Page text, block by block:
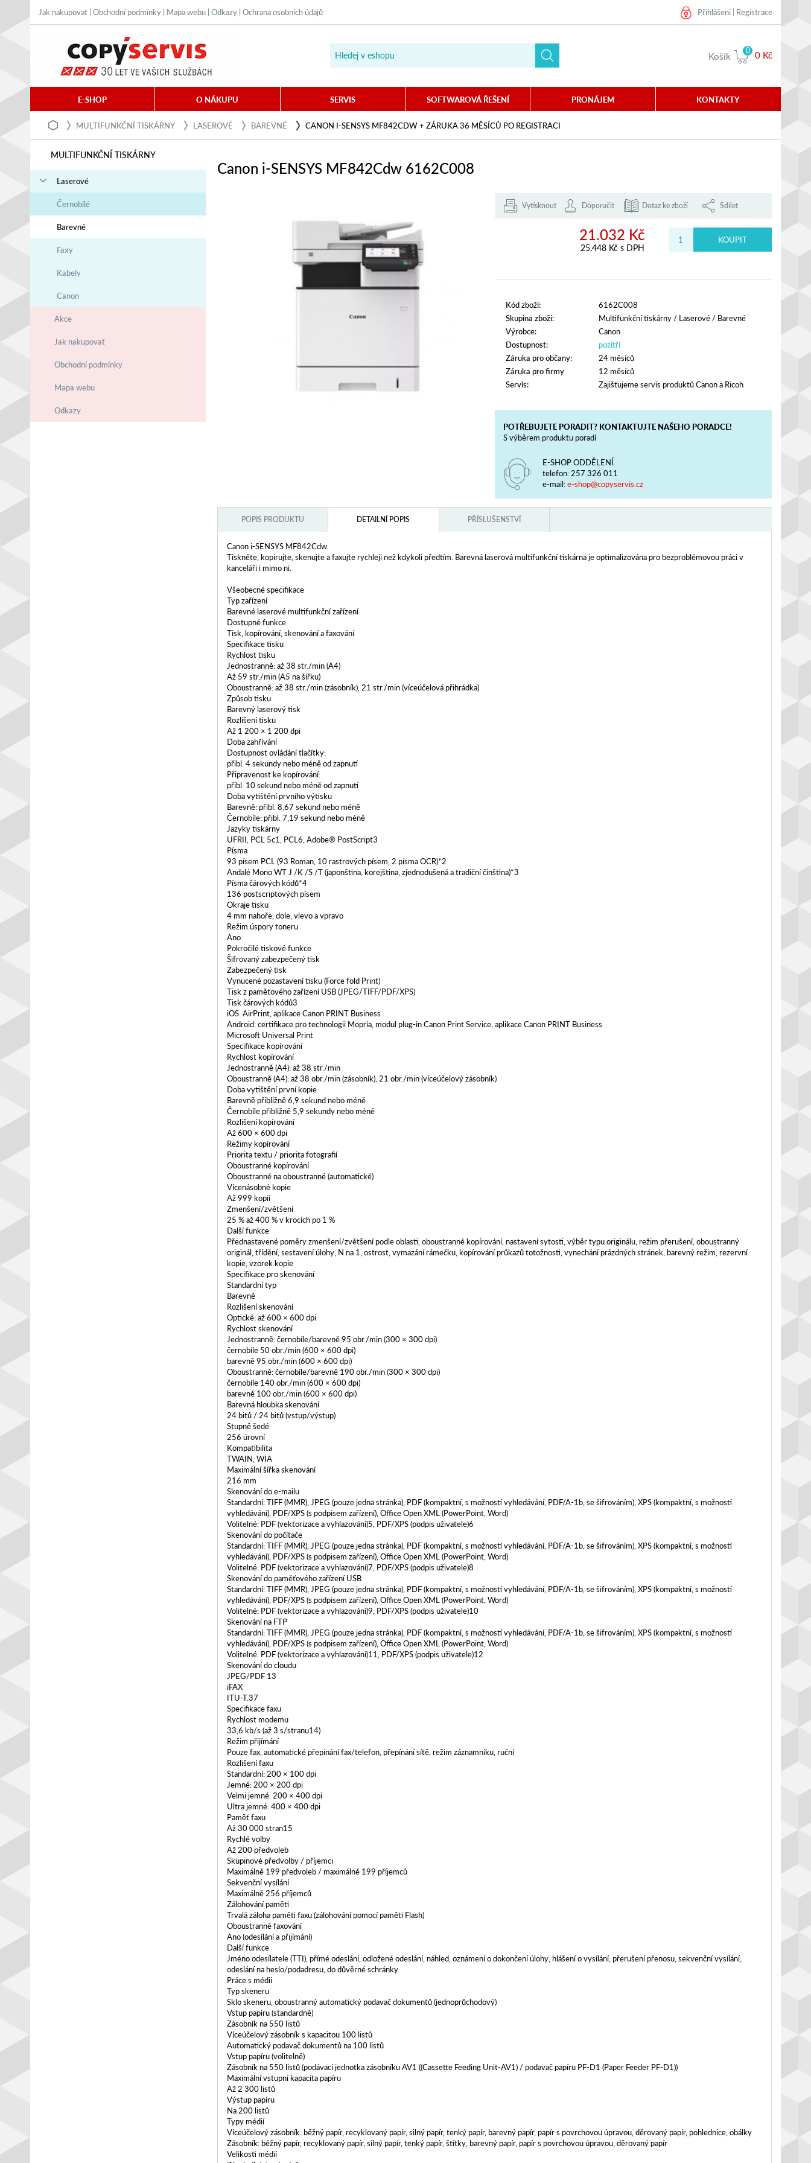
Jak nakupovat Obchodní podmínky Mapa webu Odkazy Ochrana osobních údajů Přihlášení Registrace
Košík
0 0 Kč
E-SHOP O NÁKUPU SERVIS SOFTWAROVÁ ŘEŠENÍ PRONÁJEM KONTAKTY
MULTIFUNKČNÍ TISKÁRNY LASEROVÉ BAREVNÉ CANON I-SENSYS MF842CDW + ZÁRUKA 36 MĚSÍCŮ PO REGISTRACI
MULTIFUNKČNÍ TISKÁRNY
Laserové
Černobílé
Barevné
Faxy
Kabely
Canon
Akce
Jak nakupovat
Obchodní podmínky
Mapa webu
Odkazy
Canon i-SENSYS MF842Cdw 6162C008
Vytisknout Doporučit Dotaz ke zboží Sdílet
21.032 Kč
25.448 Kč s DPH
Kód zboží:
6162C008
Skupina zboží:
Multifunkční tiskárny/ Laserové/ Barevné
Výrobce:
Canon
Dostupnost:
pozítří
Záruka pro občany:
24 měsíců
Záruka pro firmy
12 měsíců
Servis:
Zajišťujeme servis produktů Canon a Ricoh
POTŘEBUJETE PORADIT? KONTAKTUJTE NAŠEHO PORADCE!
S výběrem produktu poradí
E-SHOP ODDĚLENÍ
telefon: 257 326 011
e-mail:e-shop@copyservis.cz
POPIS PRODUKTU DETAILNÍ POPIS PŘÍSLUŠENSTVÍ
Canon i-SENSYS MF842Cdw
Tiskněte, kopírujte, skenujte a faxujte rychleji než kdykoli předtím. Barevná laserová multifunkční tiskárna je optimalizována pro bezproblémovou práci v
kanceláři i mimo ni.
Všeobecné specifikace
Typ zařízení
Barevné laserové multifunkční zařízení
Dostupné funkce
Tisk, kopírování, skenování a faxování
Specifikace tisku
Rychlost tisku
Jednostranně: až 38 str./min (A4)
Až 59 str./min (A5 na šířku)
Oboustranně: až 38 str./min (zásobník), 21 str./min (víceúčelová přihrádka)
Způsob tisku
Barevný laserový tisk
Rozlišení tisku
Až 1 200 × 1 200 dpi
Doba zahřívání
Dostupnost ovládání tlačítky:
přibl. 4 sekundy nebo méně od zapnutí
Připravenost ke kopírování:
přibl. 10 sekund nebo méně od zapnutí
Doba vytištění prvního výtisku
Barevně: přibl. 8,67 sekund nebo méně
Černobíle: přibl. 7,19 sekund nebo méně
Jazyky tiskárny
UFRII, PCL 5c1, PCL6, Adobe® PostScript3
Písma
93 písem PCL (93 Roman, 10 rastrových písem, 2 písma OCR)*2
Andalé Mono WT J /K /S /T (japonština, korejština, zjednodušená a tradiční čínština)*3
Písma čárových kódů*4
136 postscriptových písem
Okraje tisku
4 mm nahoře, dole, vlevo a vpravo
Režim úspory toneru
Ano
Pokročilé tiskové funkce
Šifrovaný zabezpečený tisk
Zabezpečený tisk
Vynucené pozastavení tisku (Force fold Print)
Tisk z paměťového zařízení USB (JPEG/TIFF/PDF/XPS)
Tisk čárových kódů3
iOS: AirPrint, aplikace Canon PRINT Business
Android: certifikace pro technologii Mopria, modul plug-in Canon Print Service, aplikace Canon PRINT Business
Microsoft Universal Print
Specifikace kopírování
Rychlost kopírování
Jednostranně (A4): až 38 str./min
Oboustranně (A4): až 38 obr./min (zásobník), 21 obr./min (víceúčelový zásobník)
Doba vytištění první kopie
Barevně přibližně 6,9 sekund nebo méně
Černobíle přibližně 5,9 sekundy nebo méně
Rozlišení kopírování
Až 600 × 600 dpi
Režimy kopírování
Priorita textu / priorita fotografií
Oboustranné kopírování
Oboustranné na oboustranné (automatické)
Vícenásobné kopie
Až 999 kopií
Zmenšení/zvětšení
25 % až 400 % v krocích po 1 %
Další funkce
Přednastavené poměry zmenšení/zvětšení podle oblasti, oboustranné kopírování, nastavení sytosti, výběr typu originálu, režim přerušení, oboustranný
originál, třídění, sestavení úlohy, N na 1, ostrost, vymazání rámečku, kopírování průkazů totožnosti, vynechání prázdných stránek, barevný režim, rezervní
kopie, vzorek kopie
Specifikace pro skenování
Standardní typ
Barevně
Rozlišení skenování
Optické: až 600 × 600 dpi
Rychlost skenování
Jednostranně: černobíle/barevně 95 obr./min (300 × 300 dpi)
černobíle 50 obr./min (600 × 600 dpi)
barevně 95 obr./min (600 × 600 dpi)
Oboustranně: černobíle/barevně 190 obr./min (300 × 300 dpi)
černobíle 140 obr./min (600 × 600 dpi)
barevně 100 obr./min (600 × 600 dpi)
Barevná hloubka skenování
24 bitů / 24 bitů (vstup/výstup)
Stupně šedé
256 úrovní
Kompatibilita
TWAIN, WIA
Maximální šířka skenování
216 mm
Skenování do e-mailu
Standardní: TIFF (MMR), JPEG (pouze jedna stránka), PDF (kompaktní, s možností vyhledávání, PDF/A-1b, se šifrováním), XPS (kompaktní, s možností
vyhledávání), PDF/XPS (s podpisem zařízení), Office Open XML (PowerPoint, Word)
Volitelné: PDF (vektorizace a vyhlazování)5, PDF/XPS (podpis uživatele)6
Skenování do počítače
Standardní: TIFF (MMR), JPEG (pouze jedna stránka), PDF (kompaktní, s možností vyhledávání, PDF/A-1b, se šifrováním), XPS (kompaktní, s možností
vyhledávání), PDF/XPS (s podpisem zařízení), Office Open XML (PowerPoint, Word)
Volitelné: PDF (vektorizace a vyhlazování)7, PDF/XPS (podpis uživatele)8
Skenování do paměťového zařízení USB
Standardní: TIFF (MMR), JPEG (pouze jedna stránka), PDF (kompaktní, s možností vyhledávání, PDF/A-1b, se šifrováním), XPS (kompaktní, s možností
vyhledávání), PDF/XPS (s podpisem zařízení), Office Open XML (PowerPoint, Word)
Volitelné: PDF (vektorizace a vyhlazování)9, PDF/XPS (podpis uživatele)10
Skenování na FTP
Standardní: TIFF (MMR), JPEG (pouze jedna stránka), PDF (kompaktní, s možností vyhledávání, PDF/A-1b, se šifrováním), XPS (kompaktní, s možností
vyhledávání), PDF/XPS (s podpisem zařízení), Office Open XML (PowerPoint, Word)
Volitelné: PDF (vektorizace a vyhlazování)11, PDF/XPS (podpis uživatele)12
Skenování do cloudu
JPEG/PDF 13
iFAX
ITU-T.37
Specifikace faxu
Rychlost modemu
33,6 kb/s (až 3 s/stranu14)
Režim přijímání
Pouze fax, automatické přepínání fax/telefon, přepínání sítě, režim záznamníku, ruční
Rozlišení faxu
Standardní: 200 × 100 dpi
Jemné: 200 × 200 dpi
Velmi jemné: 200 × 400 dpi
Ultra jemné: 400 × 400 dpi
Paměť faxu
Až 30 000 stran15
Rychlé volby
Až 200 předvoleb
Skupinové předvolby / příjemci
Maximálně 199 předvoleb / maximálně 199 příjemců
Sekvenční vysílání
Maximálně 256 příjemců
Zálohování paměti
Trvalá záloha paměti faxu (zálohování pomocí paměti Flash)
Oboustranné faxování
Ano (odesílání a přijímání)
Další funkce
Jméno odesílatele (TTI), přímé odeslání, odložené odeslání, náhled, oznámení o dokončení úlohy, hlášení o vysílání, přerušení přenosu, sekvenční vysílání,
odeslání na heslo/podadresu, do důvěrné schránky
Práce s médii
Typ skeneru
Sklo skeneru, oboustranný automatický podavač dokumentů (jednoprůchodový)
Vstup papíru (standardně)
Zásobník na 550 listů
Víceúčelový zásobník s kapacitou 100 listů
Automatický podavač dokumentů na 100 listů
Vstup papíru (volitelně)
Zásobník na 550 listů (podávací jednotka zásobníku AV1 ((Cassette Feeding Unit-AV1) / podavač papíru PF-D1 (Paper Feeder PF-D1))
Maximální vstupní kapacita papíru
Až 2 300 listů
Výstup papíru
Na 200 listů
Typy médií
Víceúčelový zásobník: běžný papír, recyklovaný papír, silný papír, tenký papír, barevný papír, papír s povrchovou úpravou, děrovaný papír, pohlednice, obálky
Zásobník: běžný papír, recyklovaný papír, silný papír, tenký papír, štítky, barevný papír, papír s povrchovou úpravou, děrovaný papír
Velikosti médií